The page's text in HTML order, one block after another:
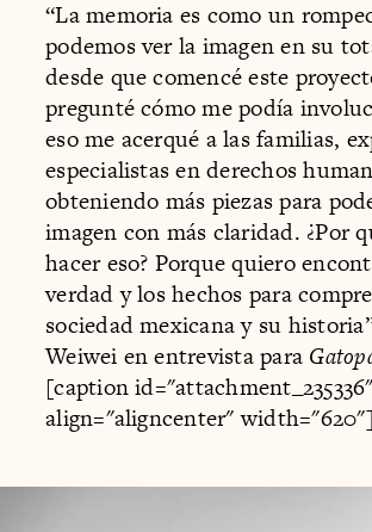
“La memoria es como un
podemos ver la imagen en su
desde que comencé este
pregunté cómo me podía
eso me acerqué a las familias,
especialistas en derechos
obteniendo más piezas para
imagen con más claridad. ¿Por
hacer eso? Porque quiero
verdad y los hechos para
sociedad mexicana y su
Weiwei en entrevista para
[caption id="attachment_235336"
align="aligncenter" width="620"]